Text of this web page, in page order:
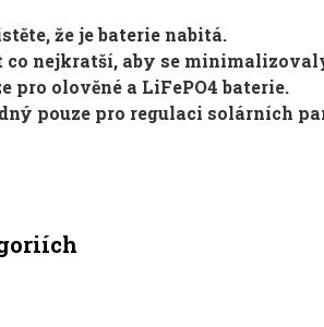
že je baterie nabitá.
co nejkratší, aby se
pro olověné a LiFePO4 baterie.
pouze pro regulaci solárních